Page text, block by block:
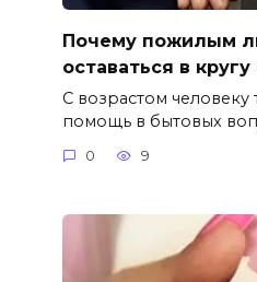
Почему пожилым
оставаться в
С возрастом человеку
помощь в бытовых
0 9